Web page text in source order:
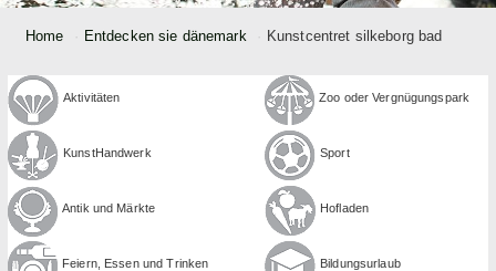
Home Entdecken sie dänemark Kunstcentret silkeborg bad
Aktivitäten Zoo oder Ver­gnügungspark
Kunst­Handwerk Sport
Antik und Märkte Hofladen
Feiern, Essen und Trinken Bildungs­urlaub